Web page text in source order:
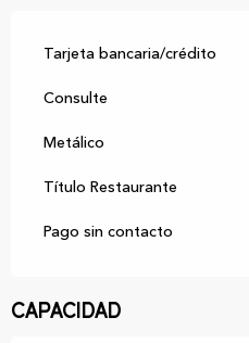
Tarjeta bancaria/crédito
Consulte
Metálico
Título Restaurante
Pago sin contacto
Capacidad